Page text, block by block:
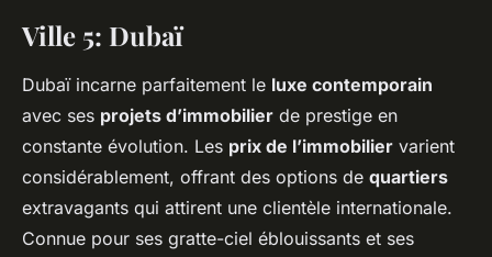
Ville 5: Dubaï
Dubaï incarne parfaitement le luxe contemporain
avec ses projets d’immobilier de prestige en
constante évolution. Les prix de l’immobilier varient
considérablement, offrant des options de quartiers
extravagants qui attirent une clientèle internationale.
Connue pour ses gratte-ciel éblouissants et ses